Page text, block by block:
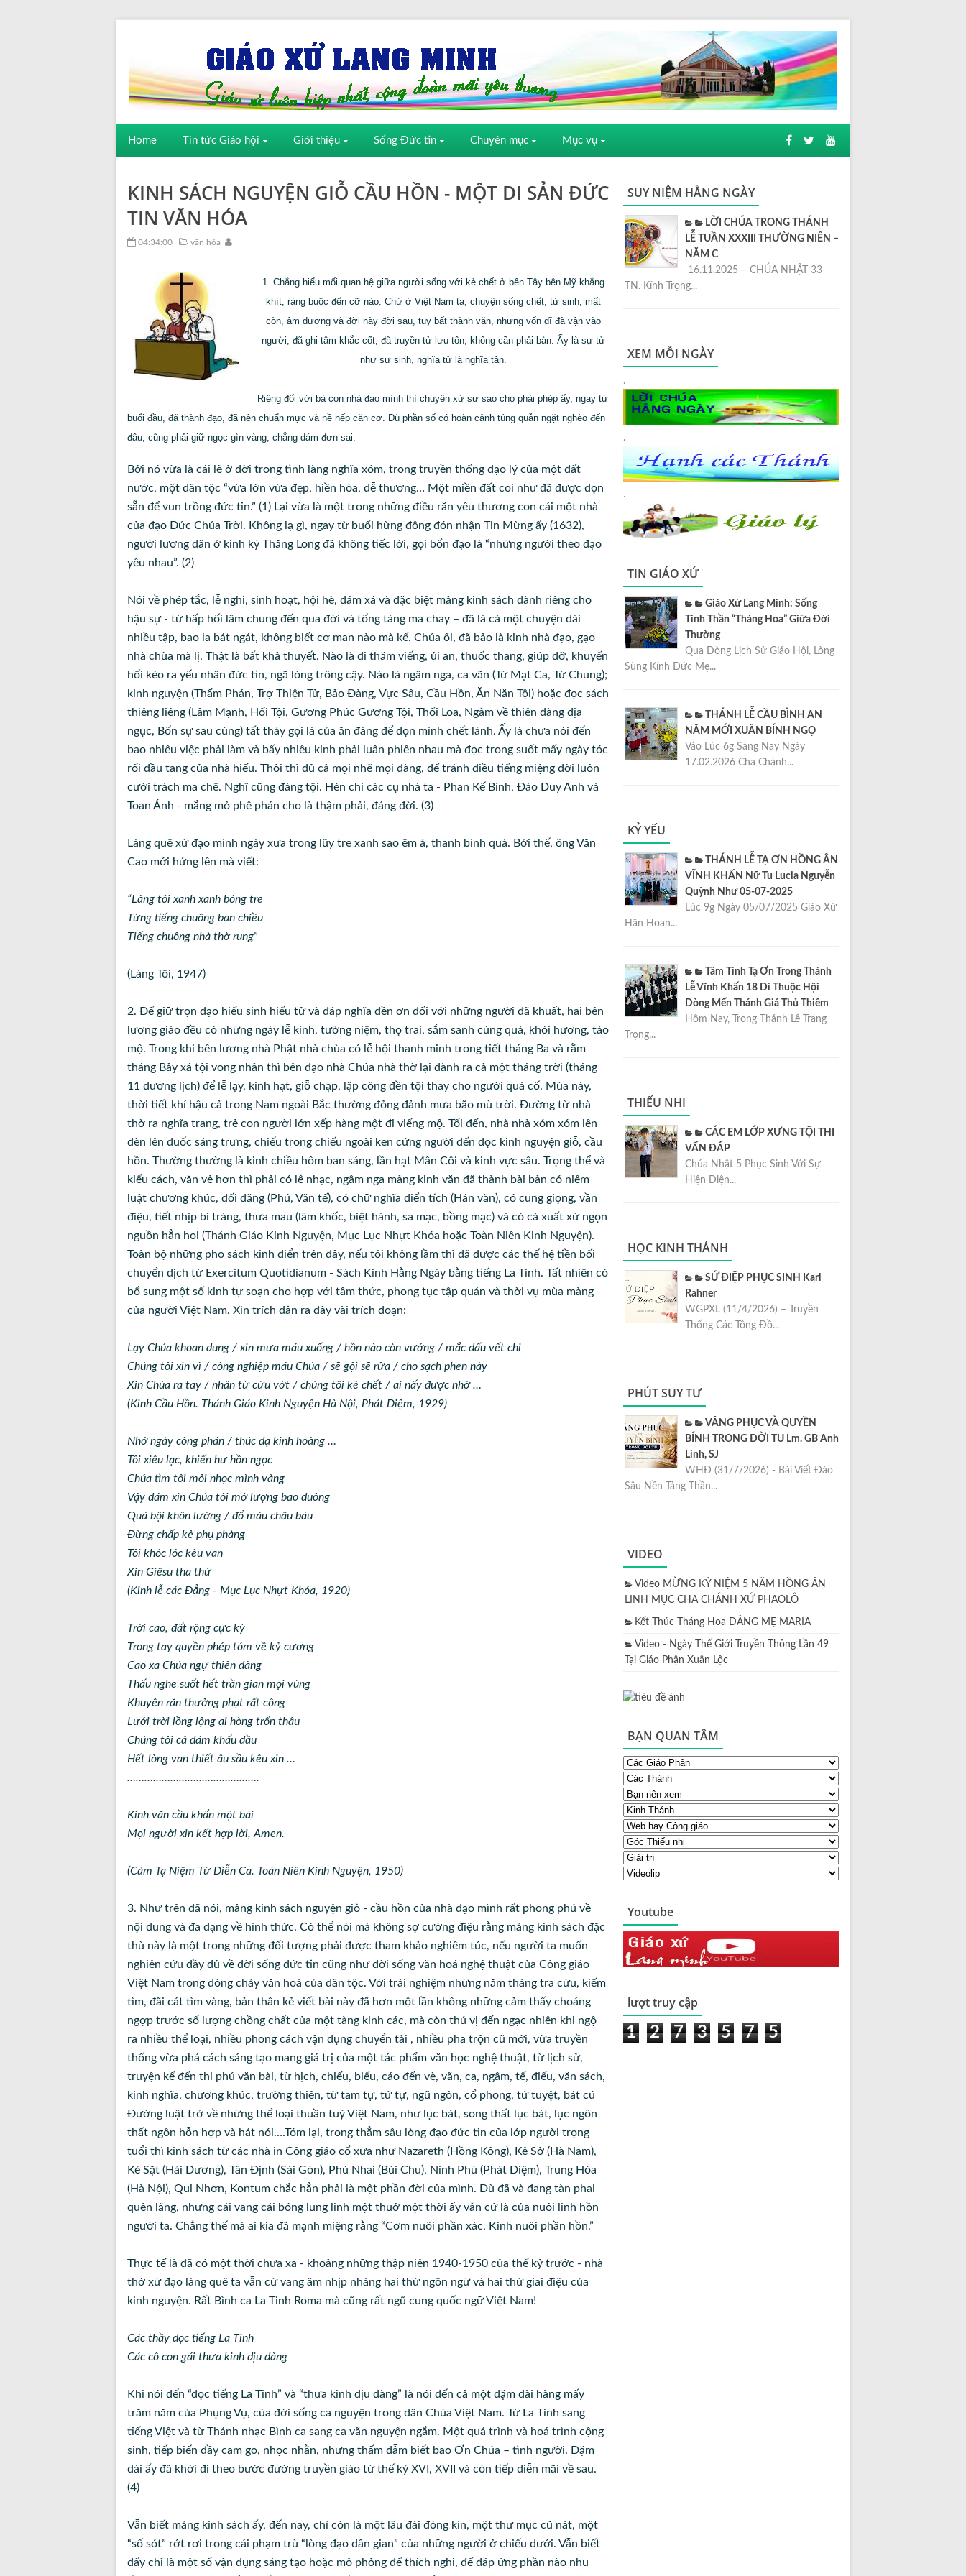
Home Tin tức Giáo hội Giới thiệu Sống Đức tin Chuyên mục Mục vụ
KINH SÁCH NGUYỆN GIỖ CẦU HỒN - MỘT DI SẢN ĐỨC
TIN VĂN HÓA
04:34:00 văn hóa
1. Chẳng hiểu mối quan hệ giữa người sống với kẻ chết ở bên Tây bên Mỹ khắng
khít, ràng buộc đến cỡ nào. Chứ ở Việt Nam ta, chuyện sống chết, tử sinh, mất
còn, âm dương và đời này đời sau, tuy bất thành văn, nhưng vốn dĩ đã vận vào
người, đã ghi tâm khắc cốt, đã truyền tử lưu tôn, không cần phải bàn. Ấy là sự tử
như sự sinh, nghĩa tử là nghĩa tận.
Riêng đối với bà con nhà đạo mình thì chuyện xử sự sao cho phải phép ấy, ngay từ
buổi đầu, đã thành đạo, đã nên chuẩn mực và nề nếp căn cơ. Dù phần số có hoàn cảnh túng quẫn ngặt nghèo đến
đâu, cũng phải giữ ngọc gìn vàng, chẳng dám đơn sai.
Bởi nó vừa là cái lẽ ở đời trong tình làng nghĩa xóm, trong truyền thống đạo lý của một đất
nước, một dân tộc “vừa lớn vừa đẹp, hiền hòa, dễ thương… Một miền đất coi như đã được dọn
sẵn để vun trồng đức tin.” (1) Lại vừa là một trong những điều răn yêu thương con cái một nhà
của đạo Đức Chúa Trời. Không lạ gì, ngay từ buổi hừng đông đón nhận Tin Mừng ấy (1632),
người lương dân ở kinh kỳ Thăng Long đã không tiếc lời, gọi bổn đạo là “những người theo đạo
yêu nhau”. (2)
Nói về phép tắc, lễ nghi, sinh hoạt, hội hè, đám xá và đặc biệt mảng kinh sách dành riêng cho
hậu sự - từ hấp hối lâm chung đến qua đời và tống táng ma chay – đã là cả một chuyện dài
nhiều tập, bao la bát ngát, không biết cơ man nào mà kể. Chúa ôi, đã bảo là kinh nhà đạo, gạo
nhà chùa mà lị. Thật là bất khả thuyết. Nào là đi thăm viếng, ủi an, thuốc thang, giúp đỡ, khuyến
hối kẻo ra yếu nhân đức tin, ngã lòng trông cậy. Nào là ngâm nga, ca vãn (Tứ Mạt Ca, Tứ Chung);
kinh nguyện (Thẩm Phán, Trợ Thiện Tử, Bảo Đàng, Vực Sâu, Cầu Hồn, Ăn Năn Tội) hoặc đọc sách
thiêng liêng (Lâm Mạnh, Hối Tội, Gương Phúc Gương Tội, Thổi Loa, Ngẫm về thiên đàng địa
ngục, Bốn sự sau cùng) tất thảy gọi là của ăn đàng để dọn mình chết lành. Ấy là chưa nói đến
bao nhiêu việc phải làm và bấy nhiêu kinh phải luân phiên nhau mà đọc trong suốt mấy ngày tóc
rối đầu tang của nhà hiếu. Thôi thì đủ cả mọi nhẽ mọi đàng, để tránh điều tiếng miệng đời luôn
cưới trách ma chê. Nghĩ cũng đáng tội. Hèn chi các cụ nhà ta - Phan Kế Bính, Đào Duy Anh và
Toan Ánh - mắng mỏ phê phán cho là thậm phải, đáng đời. (3)
Làng quê xứ đạo mình ngày xưa trong lũy tre xanh sao êm ả, thanh bình quá. Bởi thế, ông Văn
Cao mới hứng lên mà viết:
“Làng tôi xanh xanh bóng tre
Từng tiếng chuông ban chiều
Tiếng chuông nhà thờ rung”
(Làng Tôi, 1947)
2. Để giữ trọn đạo hiếu sinh hiếu tử và đáp nghĩa đền ơn đối với những người đã khuất, hai bên
lương giáo đều có những ngày lễ kính, tưởng niệm, thọ trai, sắm sanh cúng quả, khói hương, tảo
mộ. Trong khi bên lương nhà Phật nhà chùa có lễ hội thanh minh trong tiết tháng Ba và rằm
tháng Bảy xá tội vong nhân thì bên đạo nhà Chúa nhà thờ lại dành ra cả một tháng trời (tháng
11 dương lịch) để lễ lạy, kinh hạt, giỗ chạp, lập công đền tội thay cho người quá cố. Mùa này,
thời tiết khí hậu cả trong Nam ngoài Bắc thường đỏng đảnh mưa bão mù trời. Đường từ nhà
thờ ra nghĩa trang, trẻ con người lớn xếp hàng một đi viếng mộ. Tối đến, nhà nhà xóm xóm lên
đèn lên đuốc sáng trưng, chiếu trong chiếu ngoài ken cứng người đến đọc kinh nguyện giỗ, cầu
hồn. Thường thường là kinh chiều hôm ban sáng, lần hạt Mân Côi và kinh vực sâu. Trọng thể và
kiểu cách, văn vẻ hơn thì phải có lễ nhạc, ngâm nga mảng kinh văn đã thành bài bản có niêm
luật chương khúc, đối đăng (Phú, Văn tế), có chữ nghĩa điển tích (Hán văn), có cung giọng, vần
điệu, tiết nhịp bi tráng, thưa mau (lâm khốc, biệt hành, sa mạc, bồng mạc) và có cả xuất xứ ngọn
nguồn hẳn hoi (Thánh Giáo Kinh Nguyện, Mục Lục Nhựt Khóa hoặc Toàn Niên Kinh Nguyện).
Toàn bộ những pho sách kinh điển trên đây, nếu tôi không lầm thì đã được các thế hệ tiền bối
chuyển dịch từ Exercitum Quotidianum - Sách Kinh Hằng Ngày bằng tiếng La Tinh. Tất nhiên có
bổ sung một số kinh tự soạn cho hợp với tâm thức, phong tục tập quán và thời vụ mùa màng
của người Việt Nam. Xin trích dẫn ra đây vài trích đoạn:
Lạy Chúa khoan dung / xin mưa máu xuống / hồn nào còn vướng / mắc dấu vết chi
Chúng tôi xin vì / công nghiệp máu Chúa / sẽ gội sẽ rửa / cho sạch phen này
Xin Chúa ra tay / nhân từ cứu vớt / chúng tôi kẻ chết / ai nấy được nhờ …
(Kinh Cầu Hồn. Thánh Giáo Kinh Nguyện Hà Nội, Phát Diệm, 1929)
Nhớ ngày công phán / thúc dạ kinh hoàng …
Tôi xiêu lạc, khiến hư hồn ngọc
Chúa tìm tôi mỏi nhọc mình vàng
Vậy dám xin Chúa tôi mở lượng bao duông
Quá bội khôn lường / đổ máu châu báu
Đừng chấp kẻ phụ phàng
Tôi khóc lóc kêu van
Xin Giêsu tha thứ
(Kinh lễ các Đẳng - Mục Lục Nhựt Khóa, 1920)
Trời cao, đất rộng cực kỳ
Trong tay quyền phép tóm về kỷ cương
Cao xa Chúa ngự thiên đàng
Thấu nghe suốt hết trần gian mọi vùng
Khuyên răn thưởng phạt rất công
Lưới trời lồng lộng ai hòng trốn thâu
Chúng tôi cả dám khấu đầu
Hết lòng van thiết âu sầu kêu xin …
……………………………………….
Kinh văn cầu khẩn một bài
Mọi người xin kết hợp lời, Amen.
(Cảm Tạ Niệm Từ Diễn Ca. Toàn Niên Kinh Nguyện, 1950)
3. Như trên đã nói, mảng kinh sách nguyện giỗ - cầu hồn của nhà đạo mình rất phong phú về
nội dung và đa dạng về hình thức. Có thể nói mà không sợ cường điệu rằng mảng kinh sách đặc
thù này là một trong những đối tượng phải được tham khảo nghiêm túc, nếu người ta muốn
nghiên cứu đầy đủ về đời sống đức tin cũng như đời sống văn hoá nghệ thuật của Công giáo
Việt Nam trong dòng chảy văn hoá của dân tộc. Với trải nghiệm những năm tháng tra cứu, kiếm
tìm, đãi cát tìm vàng, bản thân kẻ viết bài này đã hơn một lần không những cảm thấy choáng
ngợp trước số lượng chồng chất của một tàng kinh các, mà còn thú vị đến ngạc nhiên khi ngộ
ra nhiều thể loại, nhiều phong cách vận dụng chuyển tải , nhiều pha trộn cũ mới, vừa truyền
thống vừa phá cách sáng tạo mang giá trị của một tác phẩm văn học nghệ thuật, từ lịch sử,
truyện kể đến thi phú văn bài, từ hịch, chiếu, biểu, cáo đến vè, vãn, ca, ngâm, tế, điếu, văn sách,
kinh nghĩa, chương khúc, trường thiên, từ tam tự, tứ tự, ngũ ngôn, cổ phong, tứ tuyệt, bát cú
Đường luật trở về những thể loại thuần tuý Việt Nam, như lục bát, song thất lục bát, lục ngôn
thất ngôn hỗn hợp và hát nói….Tóm lại, trong thẳm sâu lòng đạo đức tin của lớp người trọng
tuổi thì kinh sách từ các nhà in Công giáo cổ xưa như Nazareth (Hồng Kông), Kẻ Sở (Hà Nam),
Kẻ Sặt (Hải Dương), Tân Định (Sài Gòn), Phú Nhai (Bùi Chu), Ninh Phú (Phát Diệm), Trung Hòa
(Hà Nội), Qui Nhơn, Kontum chắc hẳn phải là một phần đời của mình. Dù đã và đang tàn phai
quên lãng, nhưng cái vang cái bóng lung linh một thuở một thời ấy vẫn cứ là của nuôi linh hồn
người ta. Chẳng thế mà ai kia đã mạnh miệng rằng “Cơm nuôi phần xác, Kinh nuôi phần hồn.”
Thực tế là đã có một thời chưa xa - khoảng những thập niên 1940-1950 của thế kỷ trước - nhà
thờ xứ đạo làng quê ta vẫn cứ vang âm nhịp nhàng hai thứ ngôn ngữ và hai thứ giai điệu của
kinh nguyện. Rất Bình ca La Tinh Roma mà cũng rất ngũ cung quốc ngữ Việt Nam!
Các thầy đọc tiếng La Tinh
Các cô con gái thưa kinh dịu dàng
Khi nói đến “đọc tiếng La Tinh” và “thưa kinh dịu dàng” là nói đến cả một dặm dài hàng mấy
trăm năm của Phụng Vụ, của đời sống ca nguyện trong dân Chúa Việt Nam. Từ La Tinh sang
tiếng Việt và từ Thánh nhạc Bình ca sang ca vãn nguyện ngắm. Một quá trình và hoá trình cộng
sinh, tiếp biến đầy cam go, nhọc nhằn, nhưng thấm đẫm biết bao Ơn Chúa – tình người. Dặm
dài ấy đã khởi đi theo bước đường truyền giáo từ thế kỷ XVI, XVII và còn tiếp diễn mãi về sau.
(4)
Vẫn biết mảng kinh sách ấy, đến nay, chỉ còn là một lâu đài đóng kín, một thư mục cũ nát, một
“số sót” rớt rơi trong cái phạm trù “lòng đạo dân gian” của những người ở chiếu dưới. Vẫn biết
đấy chỉ là một số vận dụng sáng tạo hoặc mô phỏng để thích nghi, để đáp ứng phần nào nhu
SUY NIỆM HẰNG NGÀY
LỜI CHÚA TRONG THÁNH
LỄ TUẦN XXXIII THƯỜNG NIÊN –
NĂM C
16.11.2025 – CHÚA NHẬT 33
TN. Kính Trọng...
XEM MỖI NGÀY
.
.
.
TIN GIÁO XỨ
Giáo Xứ Lang Minh: Sống
Tinh Thần “Tháng Hoa” Giữa Đời
Thường
Qua Dòng Lịch Sử Giáo Hội, Lòng
Sùng Kính Đức Mẹ...
THÁNH LỄ CẦU BÌNH AN
NĂM MỚI XUÂN BÍNH NGỌ
Vào Lúc 6g Sáng Nay Ngày
17.02.2026 Cha Chánh...
KỶ YẾU
THÁNH LỄ TẠ ƠN HỒNG ÂN
VĨNH KHẤN Nữ Tu Lucia Nguyễn
Quỳnh Như 05-07-2025
Lúc 9g Ngày 05/07/2025 Giáo Xứ
Hân Hoan...
Tâm Tình Tạ Ơn Trong Thánh
Lễ Vĩnh Khấn 18 Dì Thuộc Hội
Dòng Mến Thánh Giá Thủ Thiêm
Hôm Nay, Trong Thánh Lễ Trang
Trọng...
THIẾU NHI
CÁC EM LỚP XƯNG TỘI THI
VẤN ĐÁP
Chúa Nhật 5 Phục Sinh Với Sự
Hiện Diện...
HỌC KINH THÁNH
SỨ ĐIỆP PHỤC SINH Karl
Rahner
WGPXL (11/4/2026) – Truyền
Thống Các Tông Đồ...
PHÚT SUY TƯ
VÂNG PHỤC VÀ QUYỀN
BÍNH TRONG ĐỜI TU Lm. GB Anh
Linh, SJ
WHĐ (31/7/2026) - Bài Viết Đào
Sâu Nền Tảng Thần...
VIDEO
Video MỪNG KỶ NIỆM 5 NĂM HỒNG ÂN
LINH MỤC CHA CHÁNH XỨ PHAOLÔ
Kết Thúc Tháng Hoa DÂNG MẸ MARIA
Video - Ngày Thế Giới Truyền Thông Lần 49
Tại Giáo Phận Xuân Lộc
BẠN QUAN TÂM
Youtube
lượt truy cập
1 2 7 3 5 7 5